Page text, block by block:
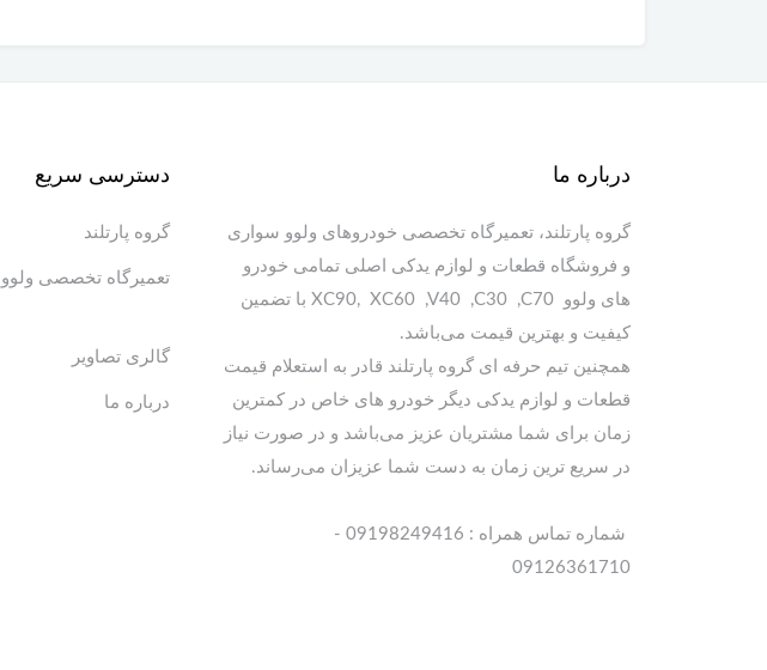
درباره ما
گروه پارتلند، تعمیرگاه تخصصی خودروهای ولوو سواری
و فروشگاه قطعات و لوازم یدکی اصلی تمامی خودرو
های ولوو XC90, XC60 ,V40 ,C30 ,C70 با تضمین
کیفیت و بهترین قیمت می‌باشد.
همچنین تیم حرفه ای گروه پارتلند قادر به استعلام قیمت
قطعات و لوازم یدکی دیگر خودرو های خاص در کمترین
زمان برای شما مشتریان عزیز می‌باشد و در صورت نیاز
در سریع ترین زمان به دست شما عزیزان می‌رساند.
شماره تماس همراه : 09198249416 -
09126361710
دسترسی سریع
گروه پارتلند
تعمیرگاه تخصصی ولوو
گالری تصاویر
درباره ما